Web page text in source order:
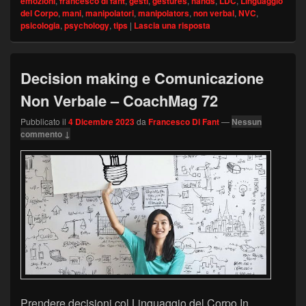
del Corpo, mani, manipolatori, manipolators, non verbal, NVC,
psicologia, psychology, tips | Lascia una risposta
Decision making e Comunicazione
Non Verbale – CoachMag 72
Pubblicato il 4 Dicembre 2023da Francesco Di Fant— Nessun
commento ↓